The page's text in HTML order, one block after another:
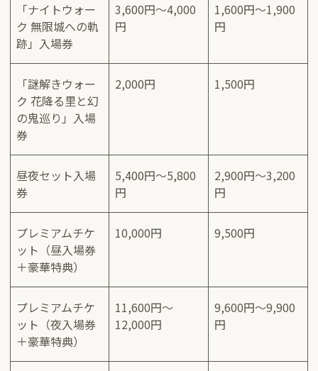
「ナイトウォー
ク 無限城への軌
跡」入場券
3,600円～4,000
円
1,600円～1,900
円
「謎解きウォー
ク 花降る里と幻
の鬼巡り」入場
券
2,000円 1,500円
昼夜セット入場
券
5,400円～5,800
円
2,900円～3,200
円
プレミアムチケ
ット（昼入場券
＋豪華特典）
10,000円 9,500円
プレミアムチケ
ット（夜入場券
＋豪華特典）
11,600円～
12,000円
9,600円～9,900
円